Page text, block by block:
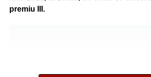
echipă.
premiu III.